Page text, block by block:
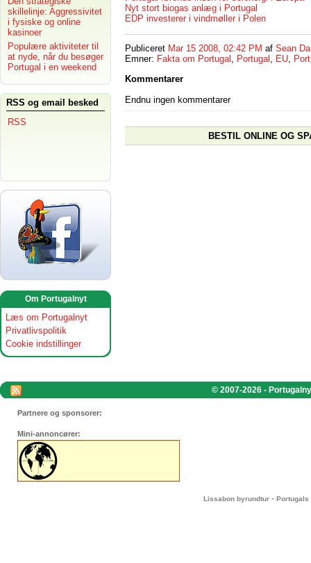
skillelinje: Aggressivitet
i fysiske og online
kasinoer
Populære aktiviteter til
at nyde, når du besøger
Portugal i en weekend
RSS og email besked
RSS
Om Portugalnyt
Læs om Portugalnyt
Privatlivspolitik
Cookie indstillinger
Nyt stort biogas anlæg i Portugal
EDP investerer i vindmøller i Polen
Publiceret Mar 15 2008, 02:42 PM af Sean
Emner: Fakta om Portugal , Portugal , EU,
Kommentarer
Endnu ingen kommentarer
BESTIL ONLINE OG
© 2007-2026 -
Partnere og sponsorer:
Mini-annoncører:
Lissabon byrundtur - Portugals